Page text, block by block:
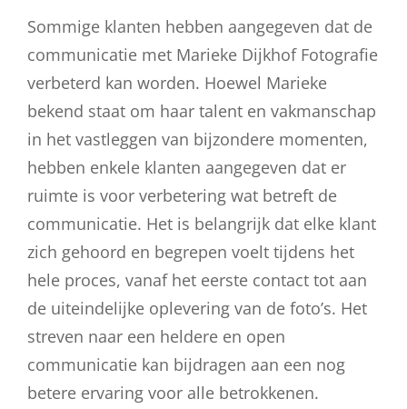
Sommige klanten hebben aangegeven dat de
communicatie met Marieke Dijkhof Fotografie
verbeterd kan worden. Hoewel Marieke
bekend staat om haar talent en vakmanschap
in het vastleggen van bijzondere momenten,
hebben enkele klanten aangegeven dat er
ruimte is voor verbetering wat betreft de
communicatie. Het is belangrijk dat elke klant
zich gehoord en begrepen voelt tijdens het
hele proces, vanaf het eerste contact tot aan
de uiteindelijke oplevering van de foto’s. Het
streven naar een heldere en open
communicatie kan bijdragen aan een nog
betere ervaring voor alle betrokkenen.